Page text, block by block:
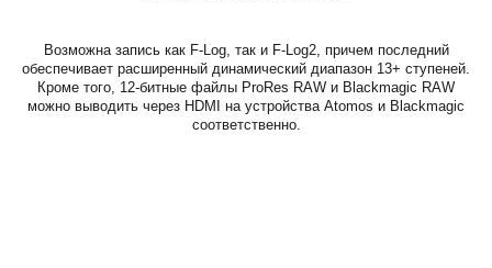
Возможна запись как F-Log, так и F-Log2, причем последний
обеспечивает расширенный динамический диапазон 13+ ступеней.
Кроме того, 12-битные файлы ProRes RAW и Blackmagic RAW
можно выводить через HDMI на устройства Atomos и Blackmagic
соответственно.